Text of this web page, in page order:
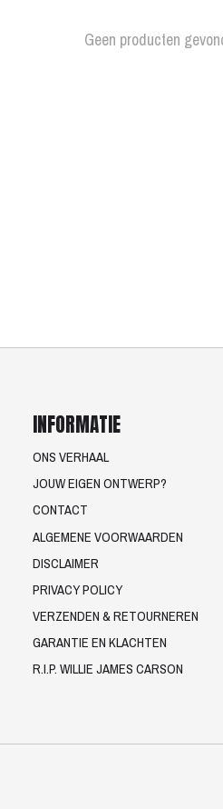
Geen producten
INFORMATIE
ONS VERHAAL
JOUW EIGEN ONTWERP?
CONTACT
ALGEMENE VOORWAARDEN
DISCLAIMER
PRIVACY POLICY
VERZENDEN & RETOURNEREN
GARANTIE EN KLACHTEN
R.I.P. WILLIE JAMES CARSON